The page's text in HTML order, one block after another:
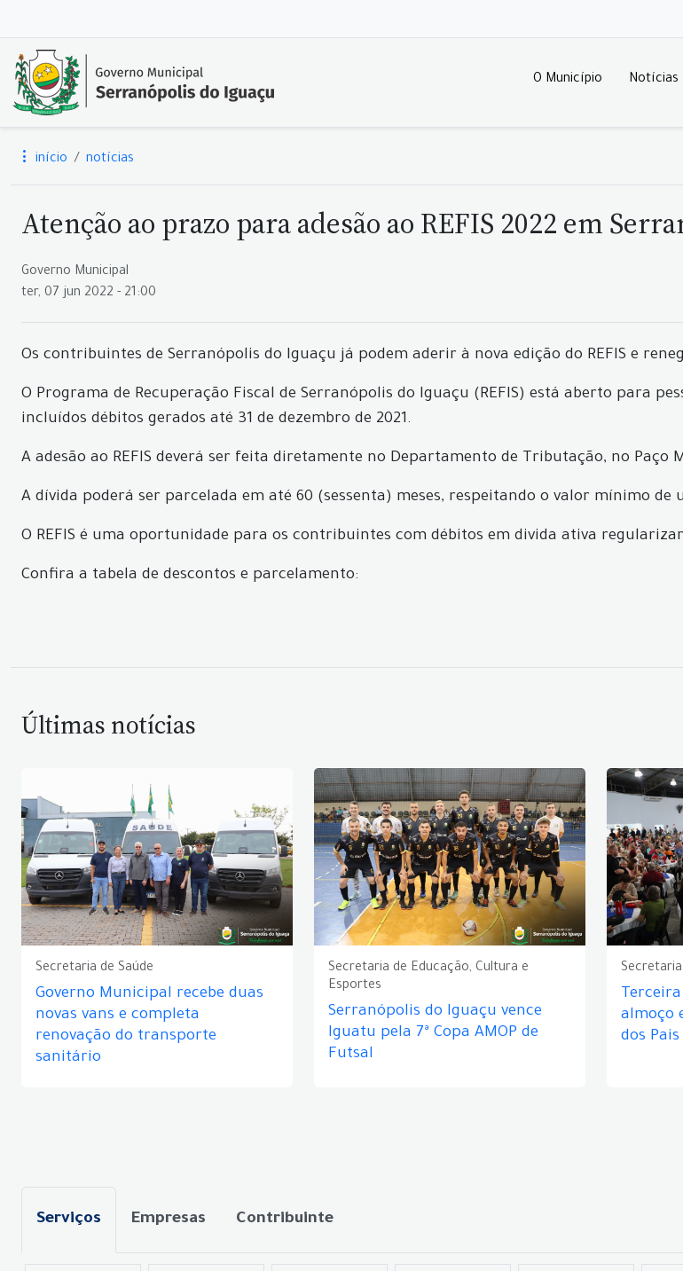
O Município Notícias
início notícias
Atenção ao prazo para adesão ao REFIS 2022 em
Governo Municipal
ter, 07 jun 2022 - 21:00
Os contribuintes de Serranópolis do Iguaçu já podem aderir à nova edição do REFIS e
O Programa de Recuperação Fiscal de Serranópolis do Iguaçu (REFIS) está aberto para
incluídos débitos gerados até 31 de dezembro de 2021.
A adesão ao REFIS deverá ser feita diretamente no Departamento de Tributação, no Paço
A dívida poderá ser parcelada em até 60 (sessenta) meses, respeitando o valor mínimo
O REFIS é uma oportunidade para os contribuintes com débitos em divida ativa
Confira a tabela de descontos e parcelamento:
Últimas notícias
Secretaria de Saúde
Governo Municipal recebe duas
novas vans e completa
renovação do transporte
sanitário
Secretaria de Educação, Cultura e
Esportes
Serranópolis do Iguaçu vence
Iguatu pela 7ª Copa AMOP de
Futsal
almoço
dos Pais
Serviços Empresas Contribuinte